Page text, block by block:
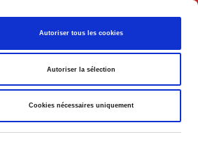
Autoriser tous les cookies
Autoriser la sélection
Cookies nécessaires uniquement